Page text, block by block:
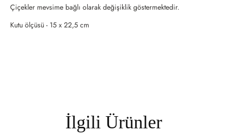
Çiçekler mevsime bağlı olarak değişiklik göstermektedir.
Kutu ölçüsü - 15 x 22,5 cm
İlgili Ürünler